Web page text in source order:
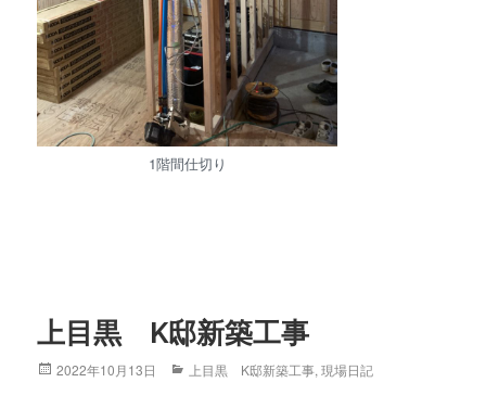
1階間仕切り
上目黒 K邸新築工事
Posted
2022年10月13日 Categories
上目黒 K邸新築工事,現場日記